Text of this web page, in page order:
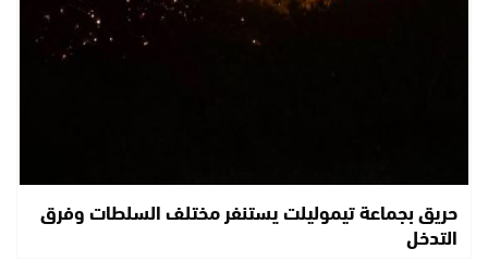
حريق بجماعة تيموليلت يستنفر مختلف السلطات وفرق
التدخل